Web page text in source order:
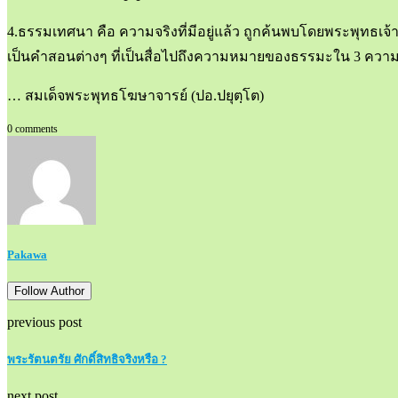
4.ธรรมเทศนา คือ ความจริงที่มีอยู่แล้ว ถูกค้นพบโดยพระพุทธเจ้า
เป็นคำสอนต่างๆ ที่เป็นสื่อไปถึงความหมายของธรรมะใน 3 ควา
… สมเด็จพระพุทธโฆษาจารย์ (ปอ.ปยุตฺโต)
0 comments
Pakawa
Follow Author
previous post
พระรัตนตรัย ศักดิ์สิทธิจริงหรือ ?